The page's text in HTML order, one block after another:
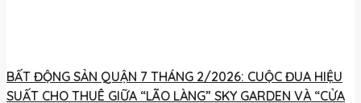
BẤT ĐỘNG SẢN QUẬN 7 THÁNG 2/2026: CUỘC ĐUA HIỆU
SUẤT CHO THUÊ GIỮA “LÃO LÀNG” SKY GARDEN VÀ “CỬA